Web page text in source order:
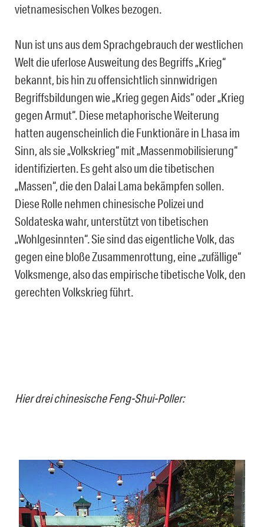
vietnamesischen Volkes bezogen.
Nun ist uns aus dem Sprachgebrauch der westlichen
Welt die uferlose Ausweitung des Begriffs „Krieg“
bekannt, bis hin zu offensichtlich sinnwidrigen
Begriffsbildungen wie „Krieg gegen Aids“ oder „Krieg
gegen Armut“. Diese metaphorische Weiterung
hatten augenscheinlich die Funktionäre in Lhasa im
Sinn, als sie „Volkskrieg“ mit „Massenmobilisierung“
identifizierten. Es geht also um die tibetischen
„Massen“, die den Dalai Lama bekämpfen sollen.
Diese Rolle nehmen chinesische Polizei und
Soldateska wahr, unterstützt von tibetischen
„Wohlgesinnten“. Sie sind das eigentliche Volk, das
gegen eine bloße Zusammenrottung, eine „zufällige“
Volksmenge, also das empirische tibetische Volk, den
gerechten Volkskrieg führt.
Hier drei chinesische Feng-Shui-Poller: